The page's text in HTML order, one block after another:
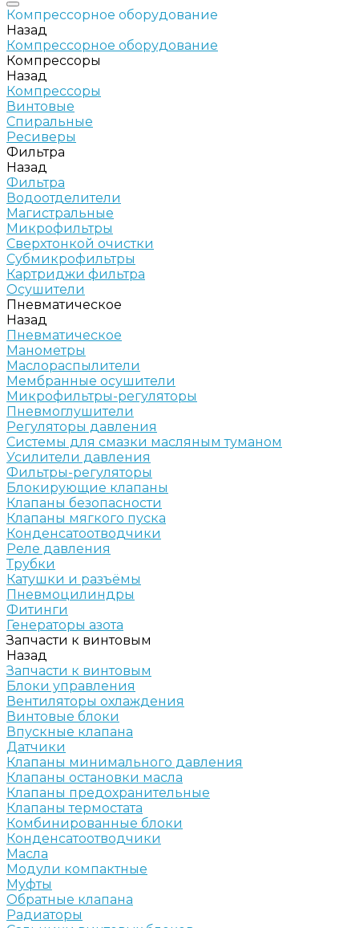
Компрессорное оборудование
Назад
Компрессорное оборудование
Компрессоры
Назад
Компрессоры
Винтовые
Спиральные
Ресиверы
Фильтра
Назад
Фильтра
Водоотделители
Магистральные
Микрофильтры
Сверхтонкой очистки
Субмикрофильтры
Картриджи фильтра
Осушители
Пневматическое
Назад
Пневматическое
Манометры
Маслораспылители
Мембранные осушители
Микрофильтры-регуляторы
Пневмоглушители
Регуляторы давления
Системы для смазки масляным туманом
Усилители давления
Фильтры-регуляторы
Блокирующие клапаны
Клапаны безопасности
Клапаны мягкого пуска
Конденсатоотводчики
Реле давления
Трубки
Катушки и разъёмы
Пневмоцилиндры
Фитинги
Генераторы азота
Запчасти к винтовым
Назад
Запчасти к винтовым
Блоки управления
Вентиляторы охлаждения
Винтовые блоки
Впускные клапана
Датчики
Клапаны минимального давления
Клапаны остановки масла
Клапаны предохранительные
Клапаны термостата
Комбинированные блоки
Конденсатоотводчики
Масла
Модули компактные
Муфты
Обратные клапана
Радиаторы